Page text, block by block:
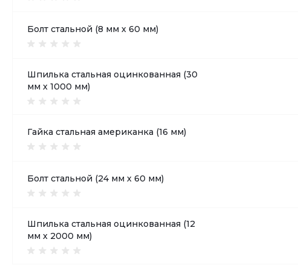
Болт стальной (8 мм х 60 мм)
Шпилька стальная оцинкованная (30
мм х 1000 мм)
Гайка стальная американка (16 мм)
Болт стальной (24 мм х 60 мм)
Шпилька стальная оцинкованная (12
мм х 2000 мм)